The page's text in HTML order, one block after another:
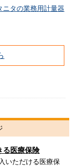
ニタの業務用計量器
る医療保険
いただける医療保